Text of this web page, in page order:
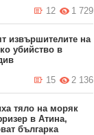
1 729
12
извършителите на
убийство в
2 136
15
тяло на моряк
в Атина,
българка